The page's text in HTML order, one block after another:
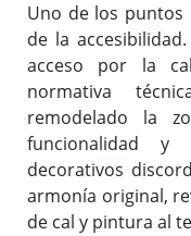
Uno de los puntos
de la
acceso por la
normativa
remodelado la
funcionalidad y
decorativos
armonía original,
de cal y pintura al